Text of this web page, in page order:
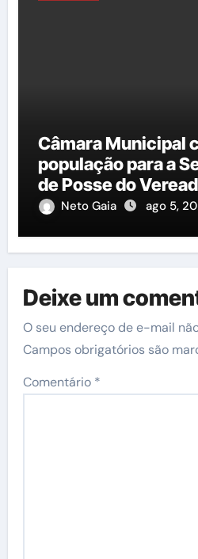
Câmara Municipal
população para a
de Posse do
Cícero
Neto Gaia ago 5,
Deixe um
O seu endereço de e-mail
Campos obrigatórios são
Comentário *